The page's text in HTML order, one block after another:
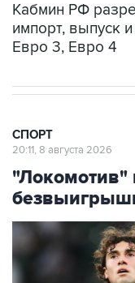
Кабмин РФ
импорт, выпуск
Евро 3, Евро 4
СПОРТ
20:11, 8 августа 2026